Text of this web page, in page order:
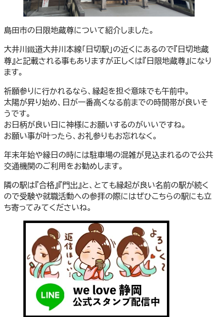
島田市の日限地蔵尊について紹介しました。
大井川鐵道大井川本線「日切駅」の近くにあるので『日切地蔵
尊』と記載される事もありますが正しくは『日限地蔵尊』になり
ます。
祈願参りに行かれるなら、縁起を担ぐ意味でも午前中。
太陽が昇り始め、日が一番高くなる前までの時間帯が良いそ
うです。
お日柄が良い日に神様にお願いするのがいいですね。
お願い事が叶ったら、お礼参りもお忘れなく。
年末年始や縁日の時には駐車場の混雑が見込まれるので公共
交通機関のご利用をお勧めします。
隣の駅は『合格』『門出』と、とても縁起が良い名前の駅が続く
ので受験や就職活動への参拝の際にはぜひこちらの駅にも立
ち寄ってみてくださいね。